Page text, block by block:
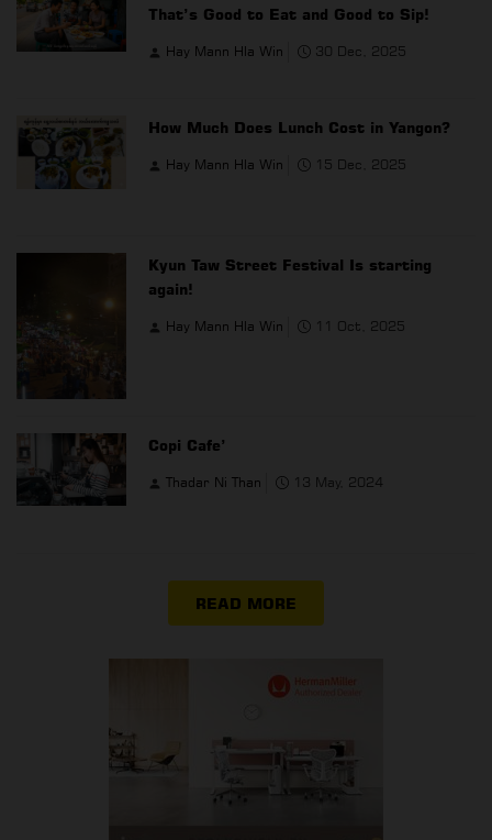
That’s Good to Eat and Good to Sip!
Hay Mann Hla Win 30 Dec, 2025
How Much Does Lunch Cost in Yangon?
Hay Mann Hla Win 15 Dec, 2025
Kyun Taw Street Festival Is starting
again!
Hay Mann Hla Win 11 Oct, 2025
Copi Cafe’
Thadar Ni Than 13 May, 2024
READ MORE